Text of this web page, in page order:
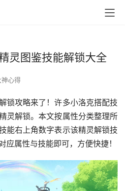
灵图鉴技能解锁大全
神心得
锁攻略来了！许多小洛克搭配技
灵解锁。本文按属性分类整理所
能右上角数字表示该精灵解锁技
应属性与技能即可，方便快捷！